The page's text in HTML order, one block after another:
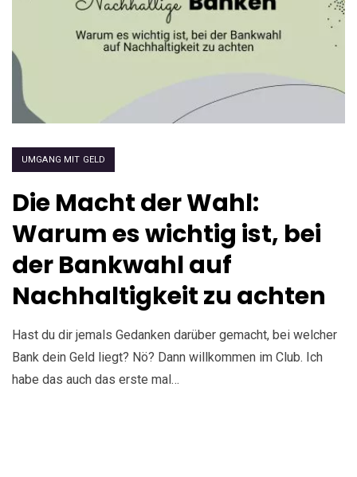
UMGANG MIT GELD
Die Macht der Wahl:
Warum es wichtig ist, bei
der Bankwahl auf
Nachhaltigkeit zu achten
Hast du dir jemals Gedanken darüber gemacht, bei welcher
Bank dein Geld liegt? Nö? Dann willkommen im Club. Ich
habe das auch das erste mal…